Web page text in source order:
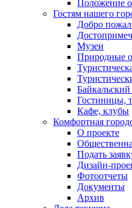
Положение о
Гостям нашего
Добро
Музеи
Природные
Гостиницы,
Кафе, клубы
Комфортная
О проекте
Подать
Дизайн-
Фотоотчеты
Документы
Архив